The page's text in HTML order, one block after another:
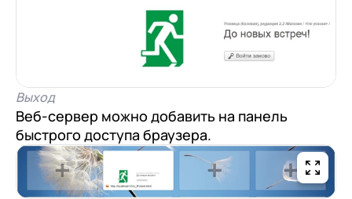
Выход
Веб-сервер можно добавить на панель
быстрого доступа браузера.